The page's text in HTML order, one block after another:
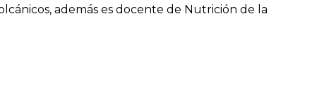
además es docente de Nutrición de la